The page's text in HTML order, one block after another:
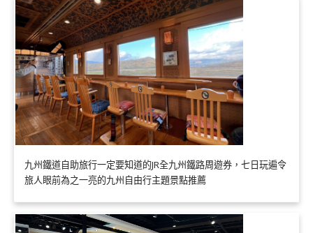
九州鐵道自助旅行一定要知道的JR全九州鐵路周遊券，七日玩遍令
旅人眼前為之一亮的九州自由行主題景點推薦